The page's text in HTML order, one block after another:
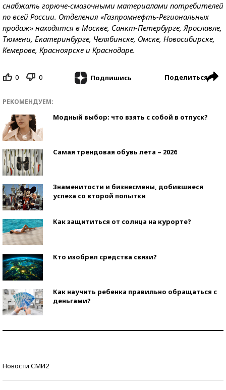
снабжать горюче-смазочными материалами потребителей
по всей России. Отделения «Газпромнефть-Региональных
продаж» находятся в Москве, Санкт-Петербурге, Ярославле,
Тюмени, Екатеринбурге, Челябинске, Омске, Новосибирске,
Кемерове, Красноярске и Краснодаре.
0 0 Подпишись Поделиться
РЕКОМЕНДУЕМ:
Модный выбор: что взять с собой в отпуск?
Самая трендовая обувь лета – 2026
Знаменитости и бизнесмены, добившиеся
успеха со второй попытки
Как защититься от солнца на курорте?
Кто изобрел средства связи?
Как научить ребенка правильно обращаться с
деньгами?
Новости СМИ2